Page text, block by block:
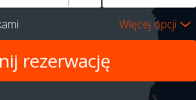
Więcej opcji